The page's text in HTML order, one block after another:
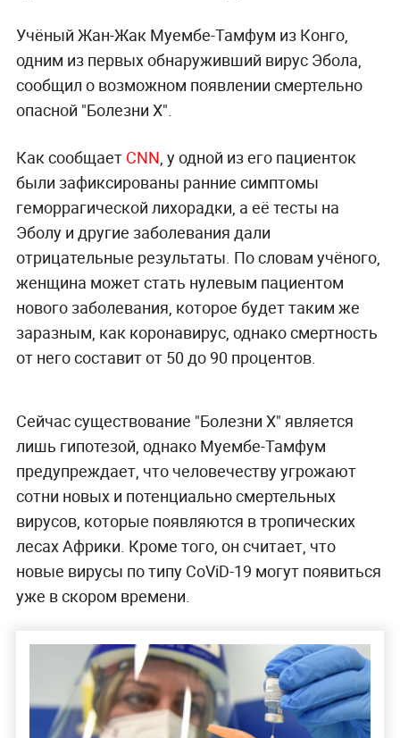
Учёный Жан-Жак Муембе-Тамфум из Конго,
одним из первых обнаруживший вирус Эбола,
сообщил о возможном появлении смертельно
опасной "Болезни Х".
Как сообщает CNN, у одной из его пациенток
были зафиксированы ранние симптомы
геморрагической лихорадки, а её тесты на
Эболу и другие заболевания дали
отрицательные результаты. По словам учёного,
женщина может стать нулевым пациентом
нового заболевания, которое будет таким же
заразным, как коронавирус, однако смертность
от него составит от 50 до 90 процентов.
Сейчас существование "Болезни Х" является
лишь гипотезой, однако Муембе-Тамфум
предупреждает, что человечеству угрожают
сотни новых и потенциально смертельных
вирусов, которые появляются в тропических
лесах Африки. Кроме того, он считает, что
новые вирусы по типу CoViD-19 могут появиться
уже в скором времени.